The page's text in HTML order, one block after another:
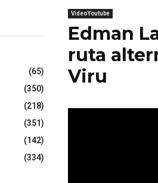
VideoYoutube
Edman
ruta
Viru
(65)
(350)
(218)
(351)
(142)
(334)